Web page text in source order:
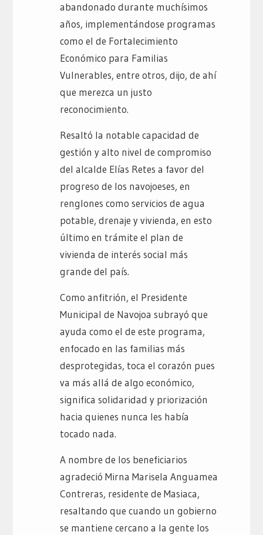
abandonado durante muchísimos
años, implementándose programas
como el de Fortalecimiento
Económico para Familias
Vulnerables, entre otros, dijo, de ahí
que merezca un justo
reconocimiento.
Resaltó la notable capacidad de
gestión y alto nivel de compromiso
del alcalde Elías Retes a favor del
progreso de los navojoeses, en
renglones como servicios de agua
potable, drenaje y vivienda, en esto
último en trámite el plan de
vivienda de interés social más
grande del país.
Como anfitrión, el Presidente
Municipal de Navojoa subrayó que
ayuda como el de este programa,
enfocado en las familias más
desprotegidas, toca el corazón pues
va más allá de algo económico,
significa solidaridad y priorización
hacia quienes nunca les había
tocado nada.
A nombre de los beneficiarios
agradeció Mirna Marisela Anguamea
Contreras, residente de Masiaca,
resaltando que cuando un gobierno
se mantiene cercano a la gente los